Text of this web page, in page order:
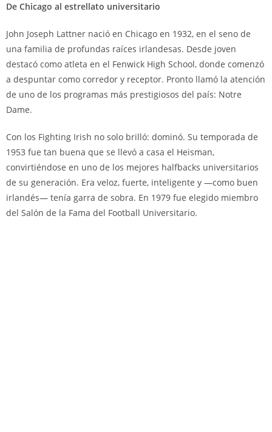
De Chicago al estrellato universitario
John Joseph Lattner nació en Chicago en 1932, en el seno de
una familia de profundas raíces irlandesas. Desde joven
destacó como atleta en el Fenwick High School, donde comenzó
a despuntar como corredor y receptor. Pronto llamó la atención
de uno de los programas más prestigiosos del país: Notre
Dame.
Con los Fighting Irish no solo brilló: dominó. Su temporada de
1953 fue tan buena que se llevó a casa el Heisman,
convirtiéndose en uno de los mejores halfbacks universitarios
de su generación. Era veloz, fuerte, inteligente y —como buen
irlandés— tenía garra de sobra. En 1979 fue elegido miembro
del Salón de la Fama del Football Universitario.